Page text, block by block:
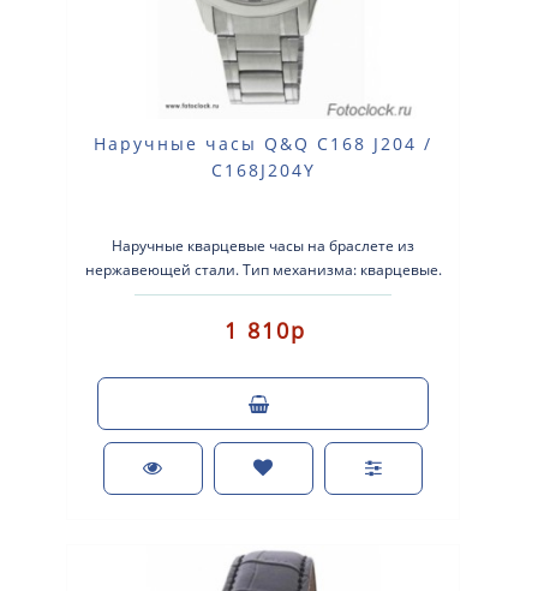
Наручные часы Q&Q C168 J204 /
C168J204Y
Наручные кварцевые часы на браслете из
нержавеющей стали. Тип механизма: кварцевые.
Корпус: латунь с серебристым покрытием. Брасле..
1 810р